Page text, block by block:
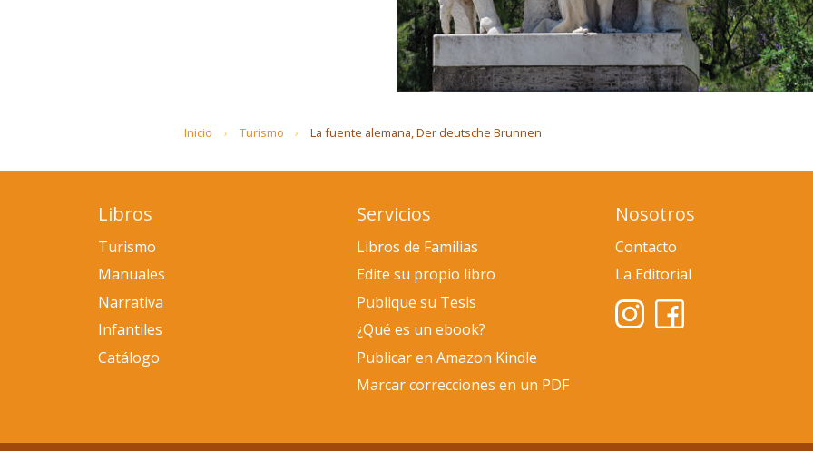
Inicio Turismo La fuente alemana, Der deutsche Brunnen
Libros
Turismo
Manuales
Narrativa
Infantiles
Catálogo
Servicios
Libros de Familias
Edite su propio libro
Publique su Tesis
¿Qué es un ebook?
Publicar en Amazon Kindle
Marcar correcciones en un PDF
Nosotros
Contacto
La Editorial